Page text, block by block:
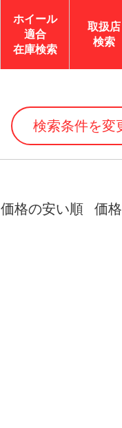
ホイール
適合
在庫検索
取扱店
検索
検索条件を変
価格の安い順 価